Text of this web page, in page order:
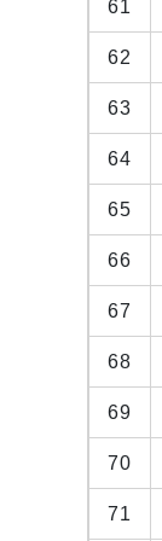
61
62
63
64
65
66
67
68
69
70
71